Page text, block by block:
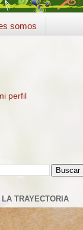
somos
perfil
TRAYECTORIA